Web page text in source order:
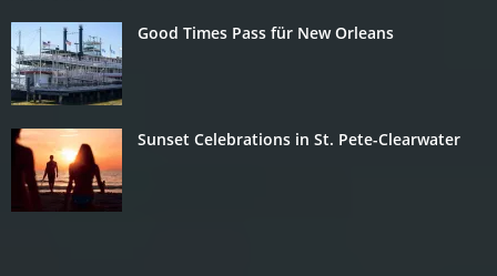
Good Times Pass für New Orleans
Sunset Celebrations in St. Pete-Clearwater